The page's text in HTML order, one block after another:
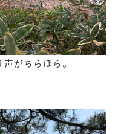
がちらほら。